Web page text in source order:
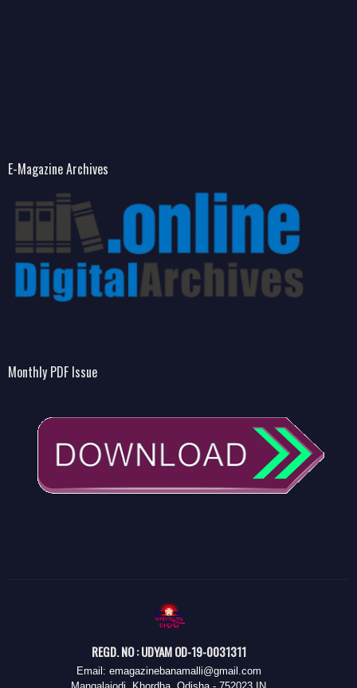
E-Magazine Archives
Monthly PDF Issue
REGD. NO : UDYAM OD-19-0031311
Email: emagazinebanamalli@gmail.com